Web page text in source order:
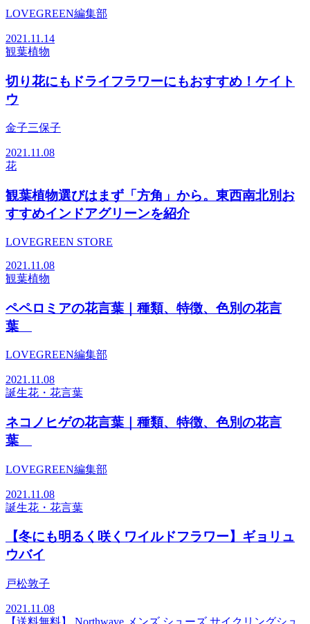
LOVEGREEN編集部
2021.11.14
観葉植物
切り花にもドライフラワーにもおすすめ！ケイト
ウ
金子三保子
2021.11.08
花
観葉植物選びはまず「方角」から。東西南北別お
すすめインドアグリーンを紹介
LOVEGREEN STORE
2021.11.08
観葉植物
ペペロミアの花言葉｜種類、特徴、色別の花言
葉
LOVEGREEN編集部
2021.11.08
誕生花・花言葉
ネコノヒゲの花言葉｜種類、特徴、色別の花言
葉
LOVEGREEN編集部
2021.11.08
誕生花・花言葉
【冬にも明るく咲くワイルドフラワー】ギョリュ
ウバイ
戸松敦子
2021.11.08